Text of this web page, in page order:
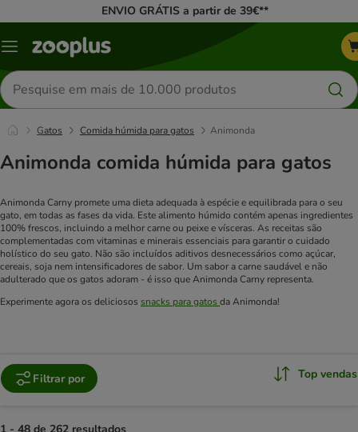
ENVIO GRÁTIS a partir de 39€**
Menu
Pesquisar
produtos
Gatos Comida húmida para gatos Animonda
Animonda comida húmida para gatos
Animonda Carny promete uma dieta adequada à espécie e equilibrada para o seu
gato, em todas as fases da vida. Este alimento húmido contém apenas ingredientes
100% frescos, incluindo a melhor carne ou peixe e vísceras. As receitas são
complementadas com vitaminas e minerais essenciais para garantir o cuidado
holístico do seu gato. Não são incluídos aditivos desnecessários como açúcar,
cereais, soja nem intensificadores de sabor. Um sabor a carne saudável e não
adulterado que os gatos adoram - é isso que Animonda Carny representa.
Experimente agora os deliciosos snacks para gatos da Animonda!
Filtrar por Top vendas